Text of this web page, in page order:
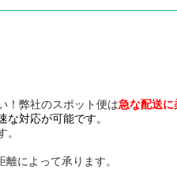
！弊社のスポット便は急な配送に
な対応が可能です。
。
によって承ります。